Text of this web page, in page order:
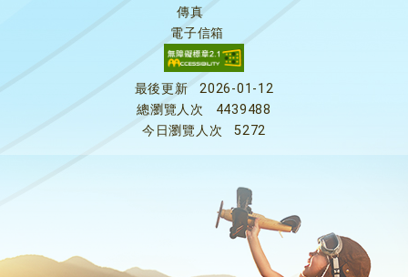
傳真
電子信箱
最後更新
2026-01-12
總瀏覽人次
4439488
今日瀏覽人次
5272